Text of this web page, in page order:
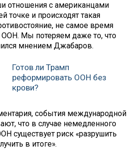
отношения с американцами
точке и происходят такая
не самое время
ООН. Мы потеряем даже то, что
мнением Джабаров.
Готов ли Трамп
реформировать ООН без
крови?
события международной
что в случае немедленного
существует риск «разрушить
в итоге».